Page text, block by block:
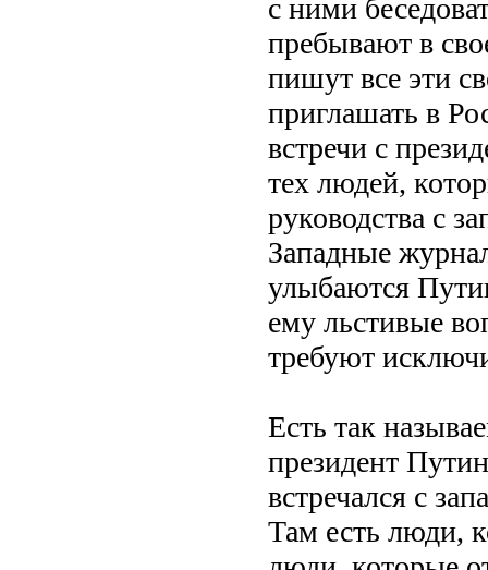
с ними
пребывают в
пишут все эти
приглашать в
встречи с
тех людей,
руководства с
Западные
улыбаются
ему льстивые
требуют
Есть так
президент
встречался с
Там есть люди,